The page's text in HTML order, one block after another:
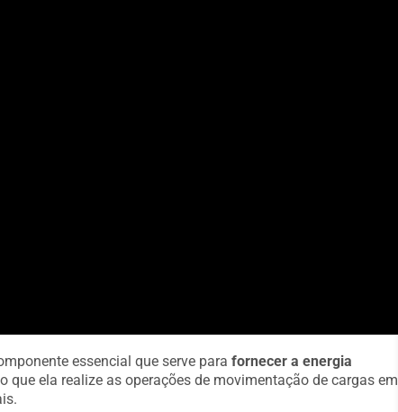
essencial que serve para fornecer a energia
que ela realize as operações de movimentação de cargas em